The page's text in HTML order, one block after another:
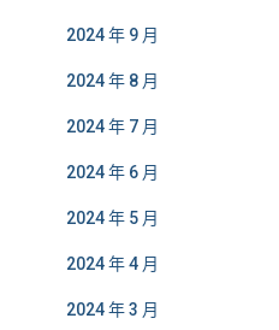
2024 年 9 月
2024 年 8 月
2024 年 7 月
2024 年 6 月
2024 年 5 月
2024 年 4 月
2024 年 3 月